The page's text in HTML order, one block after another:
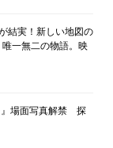
結実！新しい地図の
一無二の物語。映
』場面写真解禁 探